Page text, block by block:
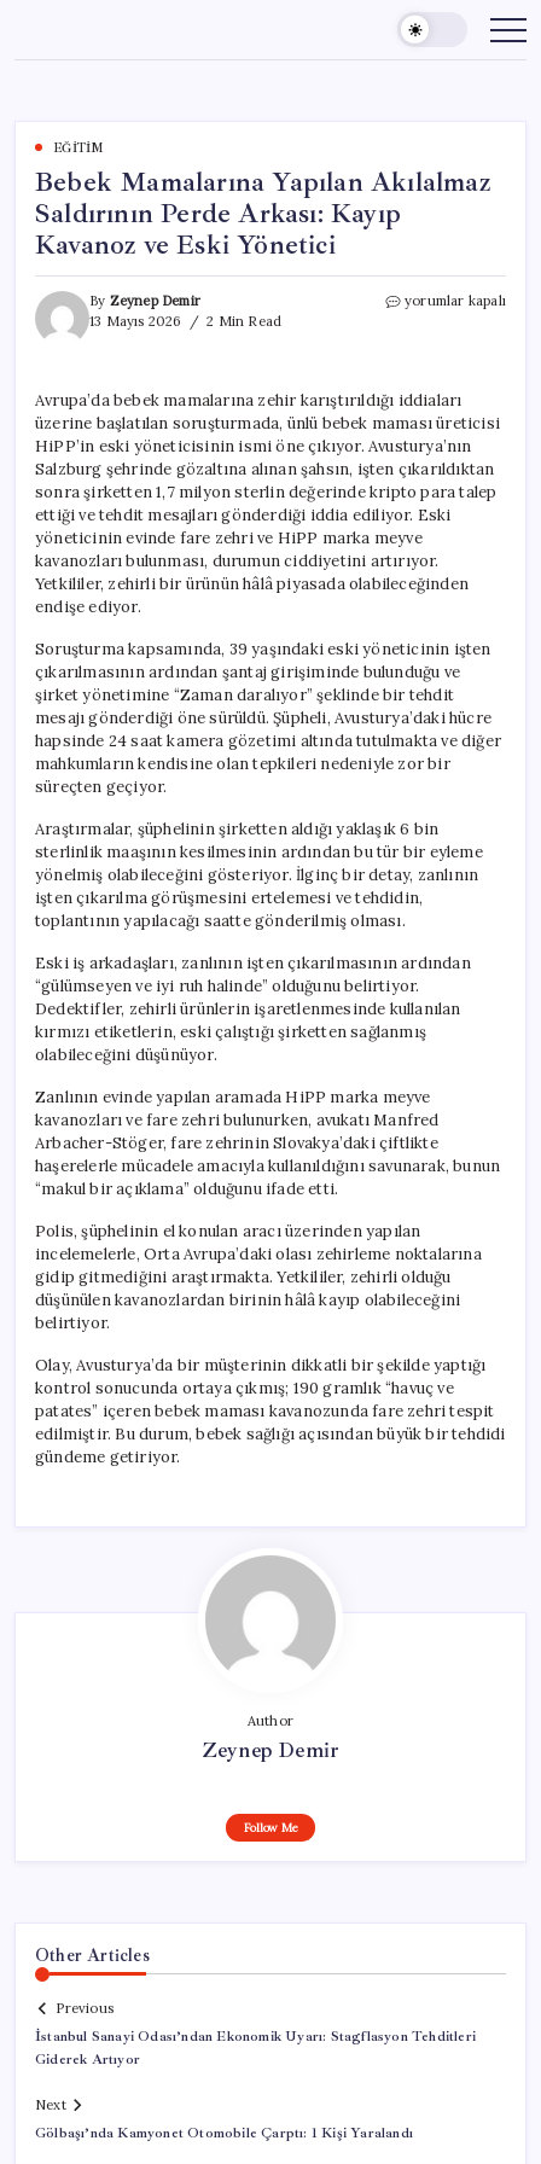
content
EĞITIM
Bebek Mamalarına Yapılan Akılalmaz
Saldırının Perde Arkası: Kayıp
Kavanoz ve Eski Yönetici
By Zeynep Demir
13 Mayıs 2026
2 Min Read
Bebek
Perde
Arkası:
Kayıp
Kavanoz
ve
Eski
Yönetici
için
yorumlar kapalı
Avrupa’da bebek mamalarına zehir karıştırıldığı iddiaları
üzerine başlatılan soruşturmada, ünlü bebek maması üreticisi
HiPP’in eski yöneticisinin ismi öne çıkıyor. Avusturya’nın
Salzburg şehrinde gözaltına alınan şahsın, işten çıkarıldıktan
sonra şirketten 1,7 milyon sterlin değerinde kripto para talep
ettiği ve tehdit mesajları gönderdiği iddia ediliyor. Eski
yöneticinin evinde fare zehri ve HiPP marka meyve
kavanozları bulunması, durumun ciddiyetini artırıyor.
Yetkililer, zehirli bir ürünün hâlâ piyasada olabileceğinden
endişe ediyor.
Soruşturma kapsamında, 39 yaşındaki eski yöneticinin işten
çıkarılmasının ardından şantaj girişiminde bulunduğu ve
şirket yönetimine “Zaman daralıyor” şeklinde bir tehdit
mesajı gönderdiği öne sürüldü. Şüpheli, Avusturya’daki hücre
hapsinde 24 saat kamera gözetimi altında tutulmakta ve diğer
mahkumların kendisine olan tepkileri nedeniyle zor bir
süreçten geçiyor.
Araştırmalar, şüphelinin şirketten aldığı yaklaşık 6 bin
sterlinlik maaşının kesilmesinin ardından bu tür bir eyleme
yönelmiş olabileceğini gösteriyor. İlginç bir detay, zanlının
işten çıkarılma görüşmesini ertelemesi ve tehdidin,
toplantının yapılacağı saatte gönderilmiş olması.
Eski iş arkadaşları, zanlının işten çıkarılmasının ardından
“gülümseyen ve iyi ruh halinde” olduğunu belirtiyor.
Dedektifler, zehirli ürünlerin işaretlenmesinde kullanılan
kırmızı etiketlerin, eski çalıştığı şirketten sağlanmış
olabileceğini düşünüyor.
Zanlının evinde yapılan aramada HiPP marka meyve
kavanozları ve fare zehri bulunurken, avukatı Manfred
Arbacher-Stöger, fare zehrinin Slovakya’daki çiftlikte
haşerelerle mücadele amacıyla kullanıldığını savunarak, bunun
“makul bir açıklama” olduğunu ifade etti.
Polis, şüphelinin el konulan aracı üzerinden yapılan
incelemelerle, Orta Avrupa’daki olası zehirleme noktalarına
gidip gitmediğini araştırmakta. Yetkililer, zehirli olduğu
düşünülen kavanozlardan birinin hâlâ kayıp olabileceğini
belirtiyor.
Olay, Avusturya’da bir müşterinin dikkatli bir şekilde yaptığı
kontrol sonucunda ortaya çıkmış; 190 gramlık “havuç ve
patates” içeren bebek maması kavanozunda fare zehri tespit
edilmiştir. Bu durum, bebek sağlığı açısından büyük bir tehdidi
gündeme getiriyor.
Author
Zeynep Demir
Follow Me
Other Articles
Previous
İstanbul Sanayi Odası’ndan Ekonomik Uyarı: Stagflasyon Tehditleri
Giderek Artıyor
Next
Gölbaşı’nda Kamyonet Otomobile Çarptı: 1 Kişi Yaralandı